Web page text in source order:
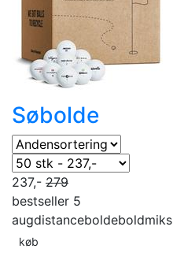
Søbolde
237,- 279
bestseller 5
augdistanceboldeboldmiks
køb